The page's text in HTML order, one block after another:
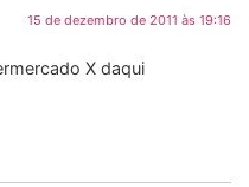
15 de dezembro de 2011 às 19:16
X daqui